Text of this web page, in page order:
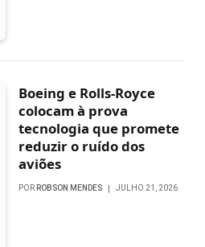
Boeing e Rolls-Royce
colocam à prova
tecnologia que promete
reduzir o ruído dos
aviões
POR ROBSON MENDES JULHO 21, 2026